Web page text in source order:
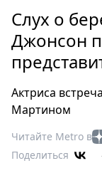
Мир
Мода
Театр
Кино
Слух о
Джонсон
Актриса
Мартином
Читайте Metro в
Поделиться